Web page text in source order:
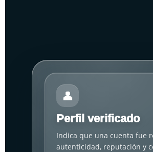
👤
Perfil verificado
Indica que una cuenta fue
autenticidad, reputación y